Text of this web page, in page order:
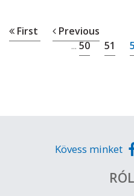
First Previous
... 50 51
Kövess minket